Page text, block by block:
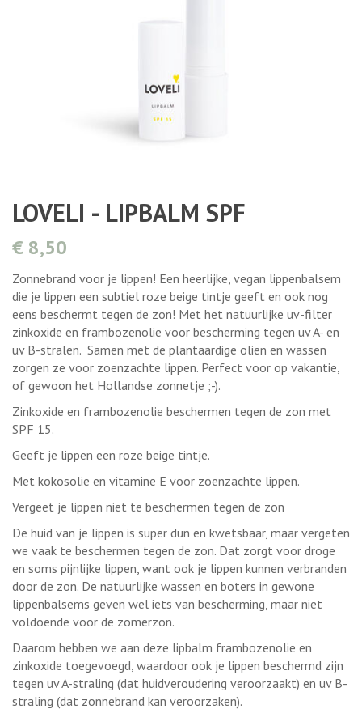
LOVELI - LIPBALM SPF
€ 8,50
Zonnebrand voor je lippen! Een heerlijke, vegan lippenbalsem
die je lippen een subtiel roze beige tintje geeft en ook nog
eens beschermt tegen de zon! Met het natuurlijke uv-filter
zinkoxide en frambozenolie voor bescherming tegen uv A- en
uv B-stralen. Samen met de plantaardige oliën en wassen
zorgen ze voor zoenzachte lippen. Perfect voor op vakantie,
of gewoon het Hollandse zonnetje ;-).
Zinkoxide en frambozenolie beschermen tegen de zon met
SPF 15.
Geeft je lippen een roze beige tintje.
Met kokosolie en vitamine E voor zoenzachte lippen.
Vergeet je lippen niet te beschermen tegen de zon
De huid van je lippen is super dun en kwetsbaar, maar vergeten
we vaak te beschermen tegen de zon. Dat zorgt voor droge
en soms pijnlijke lippen, want ook je lippen kunnen verbranden
door de zon. De natuurlijke wassen en boters in gewone
lippenbalsems geven wel iets van bescherming, maar niet
voldoende voor de zomerzon.
Daarom hebben we aan deze lipbalm frambozenolie en
zinkoxide toegevoegd, waardoor ook je lippen beschermd zijn
tegen uv A-straling (dat huidveroudering veroorzaakt) en uv B-
straling (dat zonnebrand kan veroorzaken).